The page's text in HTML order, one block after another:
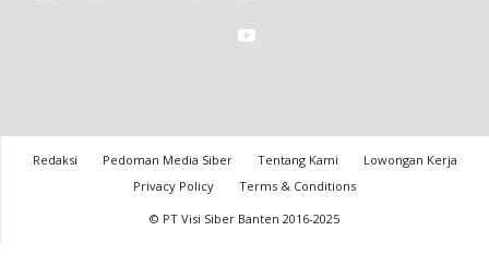
Redaksi Pedoman Media Siber Tentang Kami
Lowongan Kerja
Privacy Policy
Terms & Conditions
© PT Visi Siber Banten 2016-2025